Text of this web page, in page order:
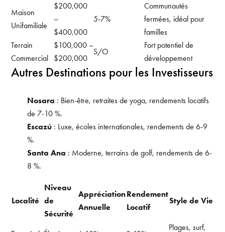
Maison
Unifamiliale
$200,000
–
$400,000
5-7%
Communautés
fermées, idéal pour
familles
Terrain
Commercial
$100,000 –
$200,000
S/O
Fort potentiel de
développement
Autres Destinations pour les Investisseurs
Nosara : Bien-être, retraites de yoga, rendements locatifs
de 7-10 %.
Escazú : Luxe, écoles internationales, rendements de 6-9
%.
Santa Ana : Moderne, terrains de golf, rendements de 6-
8 %.
Localité
Niveau
de
Sécurité
Appréciation
Annuelle
Rendement
Locatif
Style de Vie
Plages, surf,